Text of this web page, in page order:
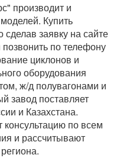
производит и
Купить
заявку на сайте
позвонить по телефону
циклонов и
оборудования
ж/д полувагонами и
завод поставляет
и Казахстана.
по всем
и рассчитывают